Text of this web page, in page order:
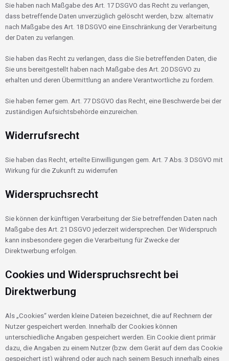
Sie haben nach Maßgabe des Art. 17 DSGVO das Recht zu verlangen,
dass betreffende Daten unverzüglich gelöscht werden, bzw. alternativ
nach Maßgabe des Art. 18 DSGVO eine Einschränkung der Verarbeitung
der Daten zu verlangen.
Sie haben das Recht zu verlangen, dass die Sie betreffenden Daten, die
Sie uns bereitgestellt haben nach Maßgabe des Art. 20 DSGVO zu
erhalten und deren Übermittlung an andere Verantwortliche zu fordern.
Sie haben ferner gem. Art. 77 DSGVO das Recht, eine Beschwerde bei der
zuständigen Aufsichtsbehörde einzureichen.
Widerrufsrecht
Sie haben das Recht, erteilte Einwilligungen gem. Art. 7 Abs. 3 DSGVO mit
Wirkung für die Zukunft zu widerrufen
Widerspruchsrecht
Sie können der künftigen Verarbeitung der Sie betreffenden Daten nach
Maßgabe des Art. 21 DSGVO jederzeit widersprechen. Der Widerspruch
kann insbesondere gegen die Verarbeitung für Zwecke der
Direktwerbung erfolgen.
Cookies und Widerspruchsrecht bei
Direktwerbung
Als „Cookies“ werden kleine Dateien bezeichnet, die auf Rechnern der
Nutzer gespeichert werden. Innerhalb der Cookies können
unterschiedliche Angaben gespeichert werden. Ein Cookie dient primär
dazu, die Angaben zu einem Nutzer (bzw. dem Gerät auf dem das Cookie
gespeichert ist) während oder auch nach seinem Besuch innerhalb eines